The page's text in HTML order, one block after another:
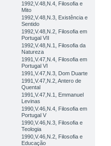
1992,V.48,N.4, Filosofia e
Mito
1992,V.48,N.3, Existência e
Sentido
1992,V.48,N.2, Filosofia em
Portugal VII
1992,V.48,N.1, Filosofia da
Natureza
1991,V.47,N.4, Filosofia em
Portugal VI
1991,V.47,N.3, Dom Duarte
1991,V.47,N.2, Antero de
Quental
1991,V.47,N.1, Emmanuel
Levinas
1990,V.46,N.4, Filosofia em
Portugal V
1990,V.46,N.3, Filosofia e
Teologia
1990,V.46,N.2, Filosofia e
Educação